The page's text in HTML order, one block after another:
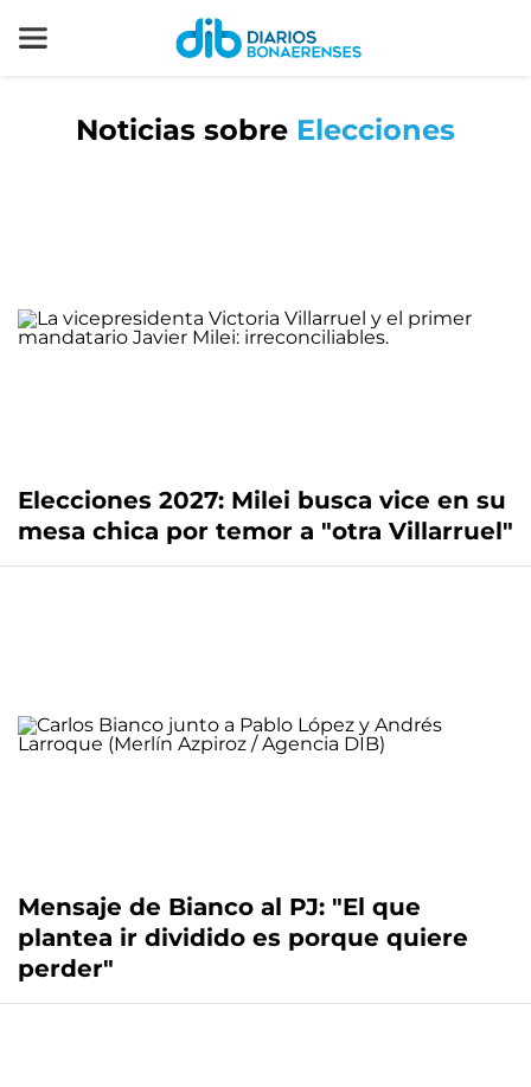
Noticias sobre Elecciones
Elecciones 2027: Milei busca vice en su
mesa chica por temor a "otra Villarruel"
Mensaje de Bianco al PJ: "El que
plantea ir dividido es porque quiere
perder"